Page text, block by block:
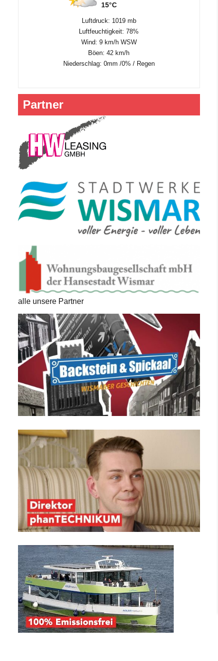
15°C
Luftdruck: 1019 mb
Luftfeuchtigkeit: 78%
Wind: 9 km/h WSW
Böen: 42 km/h
Niederschlag: 0mm /0% / Regen
Partner
alle unsere Partner